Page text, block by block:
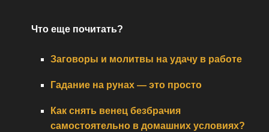
Что еще почитать?
Заговоры и молитвы на удачу в работе
Гадание на рунах — это просто
Как снять венец безбрачия
самостоятельно в домашних условиях?